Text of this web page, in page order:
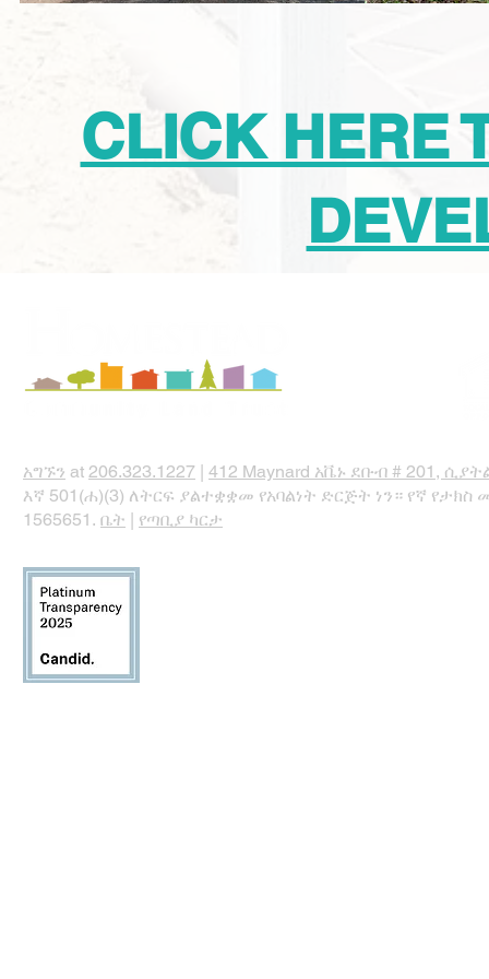
CLICK HERE
አግኙን at 206.323.1227 | 412 Maynard አቬኑ ደቡብ # 201,
እኛ 501(ሐ)(3) ለትርፍ ያልተቋቋመ የአባልነት ድርጅት ነን። የኛ የታክስ
1565651. ቤት | የጣቢያ ካርታ